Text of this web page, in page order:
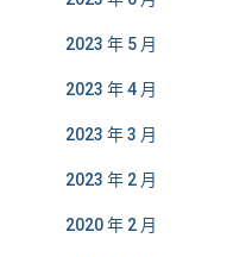
2023 年 5 月
2023 年 4 月
2023 年 3 月
2023 年 2 月
2020 年 2 月